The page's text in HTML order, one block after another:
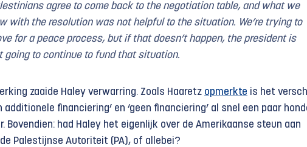
agree to come back to the negotiation table, and what we
with the resolution was not helpful to the situation. We’re trying to
for a peace process, but if that doesn’t happen, the president is
going to continue to fund that situation.
zaaide Haley verwarring. Zoals Haaretz opmerkte is het
additionele financiering’ en ‘geen financiering’ al snel een paar
Bovendien: had Haley het eigenlijk over de Amerikaanse steun aan
de Palestijnse Autoriteit (PA), of allebei?